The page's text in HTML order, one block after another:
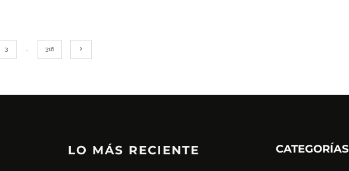
3 316
LO MÁS RECIENTE CATEGORÍAS